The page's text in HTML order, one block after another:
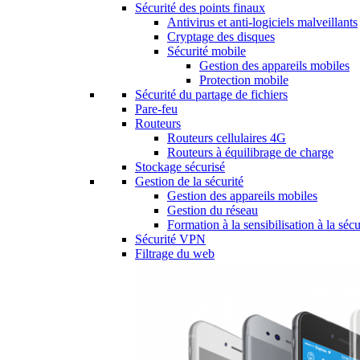
Sécurité des points finaux
Antivirus et anti-logiciels malveillants
Cryptage des disques
Sécurité mobile
Gestion des appareils mobiles
Protection mobile
Sécurité du partage de fichiers
Pare-feu
Routeurs
Routeurs cellulaires 4G
Routeurs à équilibrage de charge
Stockage sécurisé
Gestion de la sécurité
Gestion des appareils mobiles
Gestion du réseau
Formation à la sensibilisation à la
Sécurité VPN
Filtrage du web